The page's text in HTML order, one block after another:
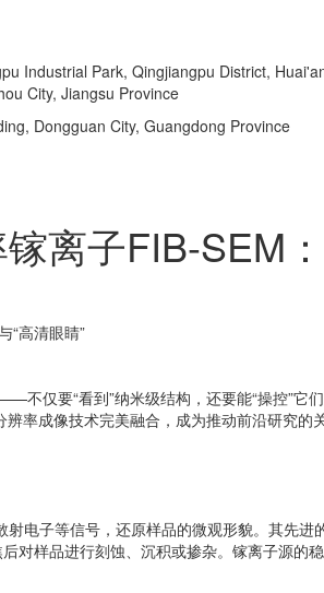
Industrial Park, Qingjiangpu District,
City, Jiangsu Province
Dongguan City, Guangdong Province
离子FIB-SEM
“高清眼睛”
仅要“看到”纳米级结构，还要能“操控”
率成像技术完美融合，成为推动前沿研究的关
电子等信号，还原样品的微观形貌。其先
样品进行刻蚀、沉积或掺杂。镓离子源的